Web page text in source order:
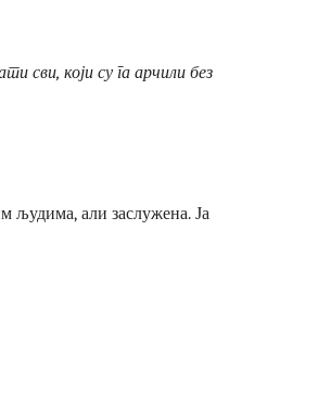
сви, који су га арчили без
људима, али заслужена. Ја